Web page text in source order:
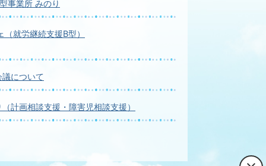
事業所 みのり
就労継続支援B型）
について
計画相談支援・障害児相談支援）